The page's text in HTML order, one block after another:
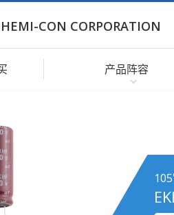
CON CORPORATION
产品阵容